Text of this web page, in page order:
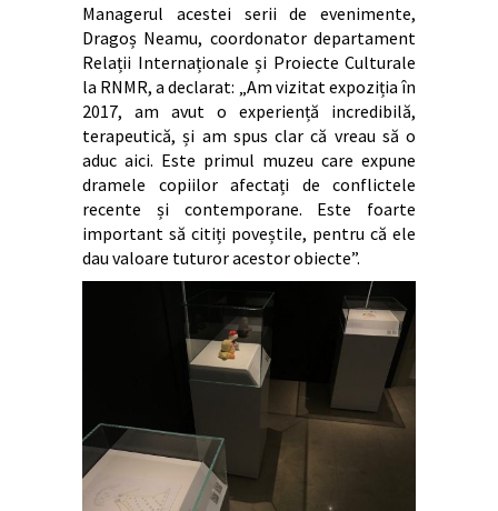
Managerul acestei serii de evenimente,
Dragoș Neamu, coordonator departament
Relații Internaționale și Proiecte Culturale
la RNMR, a declarat: „Am vizitat expoziția în
2017, am avut o experiență incredibilă,
terapeutică, și am spus clar că vreau să o
aduc aici. Este primul muzeu care expune
dramele copiilor afectați de conflictele
recente și contemporane. Este foarte
important să citiți poveștile, pentru că ele
dau valoare tuturor acestor obiecte”.